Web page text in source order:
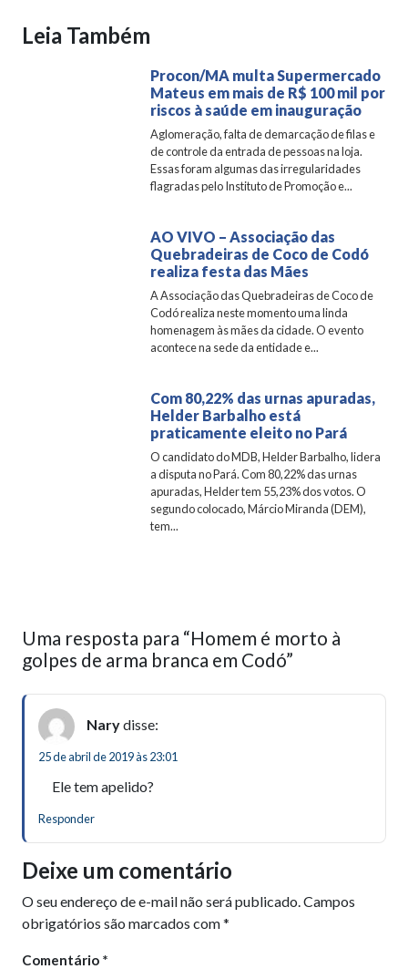
Leia Também
Procon/MA multa Supermercado
Mateus em mais de R$ 100 mil por
riscos à saúde em inauguração
Aglomeração, falta de demarcação de filas e
de controle da entrada de pessoas na loja.
Essas foram algumas das irregularidades
flagradas pelo Instituto de Promoção e...
AO VIVO – Associação das
Quebradeiras de Coco de Codó
realiza festa das Mães
A Associação das Quebradeiras de Coco de
Codó realiza neste momento uma linda
homenagem às mães da cidade. O evento
acontece na sede da entidade e...
Com 80,22% das urnas apuradas,
Helder Barbalho está
praticamente eleito no Pará
O candidato do MDB, Helder Barbalho, lidera
a disputa no Pará. Com 80,22% das urnas
apuradas, Helder tem 55,23% dos votos. O
segundo colocado, Márcio Miranda (DEM),
tem...
Uma resposta para “Homem é morto à
golpes de arma branca em Codó”
Narydisse:
25 de abril de 2019 às 23:01
Ele tem apelido?
Responder
Deixe um comentário
O seu endereço de e-mail não será publicado. Campos
obrigatórios são marcados com*
Comentário *